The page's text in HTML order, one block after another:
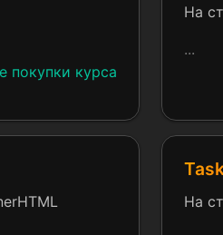
покупки курса
На
...
На